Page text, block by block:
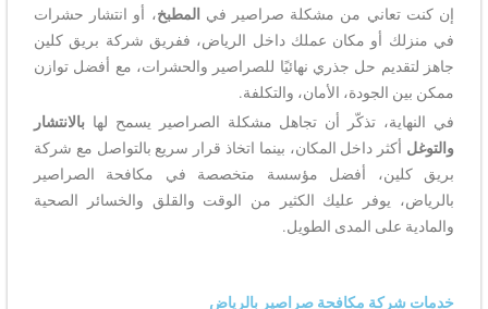
إن كنت تعاني من مشكلة صراصير في المطبخ، أو انتشار حشرات
في منزلك أو مكان عملك داخل الرياض، ففريق شركة بريق كلين
جاهز لتقديم حل جذري نهائيًا للصراصير والحشرات، مع أفضل توازن
ممكن بين الجودة، الأمان، والتكلفة.
في النهاية، تذكّر أن تجاهل مشكلة الصراصير يسمح لها بالانتشار
والتوغلأكثر داخل المكان، بينما اتخاذ قرار سريع بالتواصل مع شركة
بريق كلين، أفضل مؤسسة متخصصة في مكافحة الصراصير
بالرياض، يوفر عليك الكثير من الوقت والقلق والخسائر الصحية
والمادية على المدى الطويل.
خدمات شركة مكافحة صراصير بالرياض